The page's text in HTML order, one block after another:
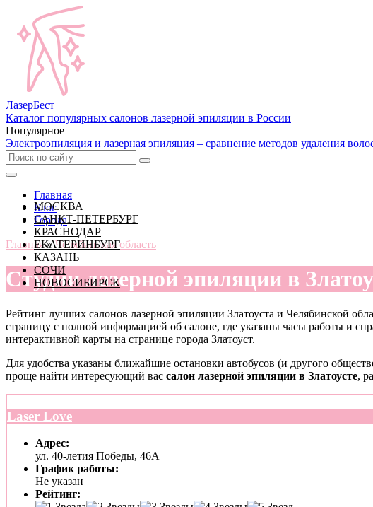
ЛазерБест
Каталог популярных салонов лазерной эпиляции в России
Популярное
Электроэпиляция и лазерная эпиляция – сравнение методов удаления
МОСКВА
САНКТ-ПЕТЕРБУРГ
КРАСНОДАР
ЕКАТЕРИНБУРГ
КАЗАНЬ
СОЧИ
НОВОСИБИРСК
Главная
Блог
Города
Главная » Челябинская область
Студии лазерной эпиляции в
Рейтинг лучших салонов лазерной эпиляции Златоуста и Челябинской
страницу с полной информацией об салоне, где указаны часы работы и
интерактивной карты на странице города Златоуст.
Для удобства указаны ближайшие остановки автобусов (и другого
проще найти интересующий вас салон лазерной эпиляции в Златоусте,
Laser Love
Адрес:
ул. 40-летия Победы, 46А
График работы:
Не указан
Рейтинг: